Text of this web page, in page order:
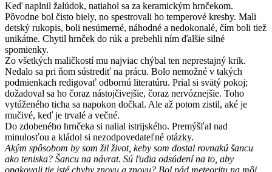
Keď naplnil žalúdok, natiahol sa za keramickým hrnčekom.
Pôvodne bol čisto biely, no spestrovali ho temperové kresby. Mali
detský rukopis, boli nesúmerné, náhodné a nedokonalé, čím boli tiež
unikátne. Chytil hrnček do rúk a prebehli ním ďalšie silné
spomienky.
Zo všetkých maličkostí mu najviac chýbal ten neprestajný krik.
Nedalo sa pri ňom sústrediť na prácu. Bolo nemožné v takých
podmienkach redigovať odbornú literatúru. Prial si svätý pokoj;
dožadoval sa ho čoraz nástojčivejšie, čoraz nervóznejšie. Toho
vytúženého ticha sa napokon dočkal. Ale až potom zistil, aké je
mučivé, keď je trvalé a večné.
Do zdobeného hrnčeka si nalial istrijského. Premýšľal nad
minulosťou a kládol si nezodpovedateľné otázky.
Akým spôsobom by som žil život, keby som dostal rovnakú šancu
ako teniska? Šancu na návrat. Sú ľudia odsúdení na to, aby
opakovali tie isté chyby znovu a znovu? Bol pád meteoritu na môj